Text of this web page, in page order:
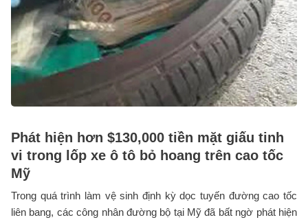
Phát hiện hơn $130,000 tiền mặt giấu tinh
vi trong lốp xe ô tô bỏ hoang trên cao tốc
Mỹ
Trong quá trình làm vệ sinh định kỳ dọc tuyến đường cao tốc
liên bang, các công nhân đường bộ tại Mỹ đã bất ngờ phát hiện